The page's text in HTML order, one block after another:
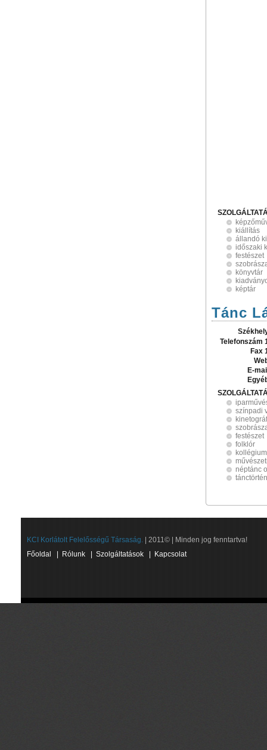
kiállítás
állandó
időszaki
festészet
könyvtár
képtár
Tánc
Telefonszám
Fax
E-
színpadi
festészet
folklór
kollégium
néptánc
KCI Korlátolt Felelősségű Társaság. | 2011© | Minden jog fenntartva!
Főoldal
Rólunk Szolgáltatások Kapcsolat